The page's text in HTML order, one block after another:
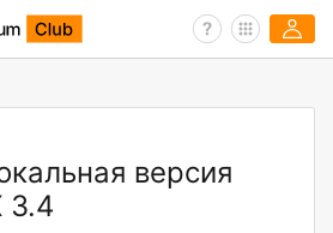
версия
3.4